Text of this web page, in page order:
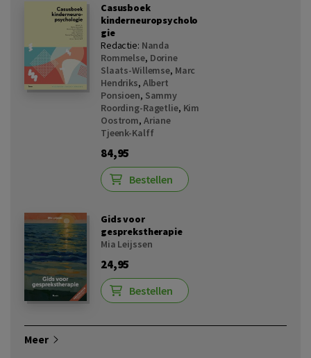
Casusboek
kinderneuropsycholo
gie
Redactie: Nanda
Rommelse, Dorine
Slaats-Willemse, Marc
Hendriks, Albert
Ponsioen, Sammy
Roording-Ragetlie, Kim
Oostrom, Ariane
Tjeenk-Kalff
84,95
Bestellen
Gids voor
gesprekstherapie
Mia Leijssen
24,95
Bestellen
Meer